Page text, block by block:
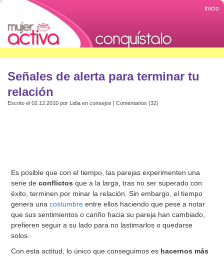
Inicio
Señales de alerta para terminar tu
relación
Escrito el 02.12.2010 por Lidia en consejos | Comentarios (32)
Es posible que con el tiempo, las parejas experimenten una
serie deconflictos que a la larga, tras no ser superado con
éxito, terminen por minar la relación. Sin embargo, el tiempo
genera unacostumbre entre ellos haciendo que pese a notar
que sus sentimientos o cariño hacia su pareja han cambiado,
prefieren seguir a su lado para no lastimarlos o quedarse
solos.
Con esta actitud, lo único que conseguimos es hacernos más